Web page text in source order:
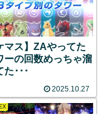
マス】ZAやってた
ーの回数めっちゃ溜
た･･･
2025.10.27